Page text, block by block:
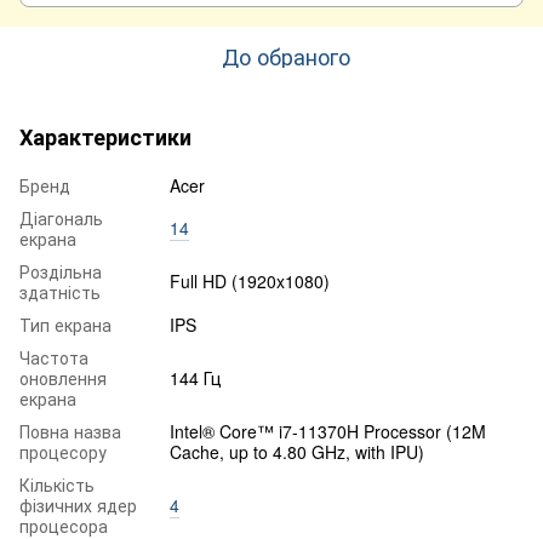
До обраного
Характеристики
Бренд
Acer
Діагональ
екрана
14
Роздільна
здатність
Full HD (1920x1080)
Тип екрана
IPS
Частота
оновлення
екрана
144 Гц
Повна назва
процесору
Intel® Core™ i7-11370H Processor (12M
Cache, up to 4.80 GHz, with IPU)
Кількість
фізичних ядер
процесора
4